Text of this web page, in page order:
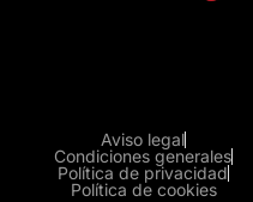
Aviso legal
Condiciones generales
Política de privacidad
Política de cookies